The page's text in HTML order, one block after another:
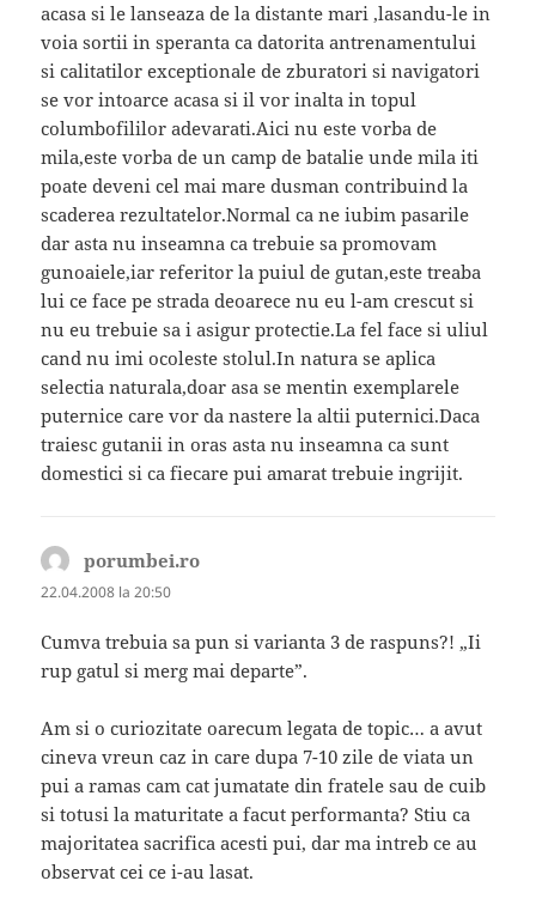
acasa si le lanseaza de la distante mari ,lasandu-le in
voia sortii in speranta ca datorita antrenamentului
si calitatilor exceptionale de zburatori si navigatori
se vor intoarce acasa si il vor inalta in topul
columbofililor adevarati.Aici nu este vorba de
mila,este vorba de un camp de batalie unde mila iti
poate deveni cel mai mare dusman contribuind la
scaderea rezultatelor.Normal ca ne iubim pasarile
dar asta nu inseamna ca trebuie sa promovam
gunoaiele,iar referitor la puiul de gutan,este treaba
lui ce face pe strada deoarece nu eu l-am crescut si
nu eu trebuie sa i asigur protectie.La fel face si uliul
cand nu imi ocoleste stolul.In natura se aplica
selectia naturala,doar asa se mentin exemplarele
puternice care vor da nastere la altii puternici.Daca
traiesc gutanii in oras asta nu inseamna ca sunt
domestici si ca fiecare pui amarat trebuie ingrijit.
porumbei.ro
22.04.2008 la 20:50
Cumva trebuia sa pun si varianta 3 de raspuns?! „Ii
rup gatul si merg mai departe”.
Am si o curiozitate oarecum legata de topic… a avut
cineva vreun caz in care dupa 7-10 zile de viata un
pui a ramas cam cat jumatate din fratele sau de cuib
si totusi la maturitate a facut performanta? Stiu ca
majoritatea sacrifica acesti pui, dar ma intreb ce au
observat cei ce i-au lasat.